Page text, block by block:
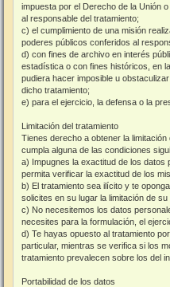
impuesta por el Derecho de la Unión
al responsable del tratamiento;
c) el cumplimiento de una misión
poderes públicos conferidos al
d) con fines de archivo en interés
estadística o con fines históricos, en
pudiera hacer imposible u
dicho tratamiento;
e) para el ejercicio, la defensa o la
Limitación del tratamiento
Tienes derecho a obtener la
cumpla alguna de las condiciones
a) Impugnes la exactitud de los datos
permita verificar la exactitud de los
b) El tratamiento sea ilícito y te
solicites en su lugar la limitación de su
c) No necesitemos los datos
necesites para la formulación, el
d) Te hayas opuesto al tratamiento
particular, mientras se verifica si los
tratamiento prevalecen sobre los del
Portabilidad de los datos